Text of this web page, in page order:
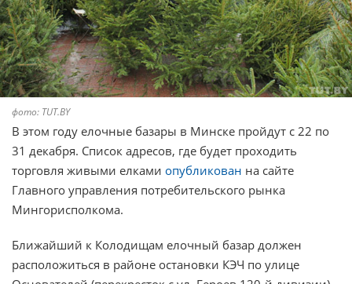
фото: TUT.BY
В этом году елочные базары в Минске пройдут с 22 по
31 декабря. Список адресов, где будет проходить
торговля живыми елками опубликован на сайте
Главного управления потребительского рынка
Мингорисполкома.
Ближайший к Колодищам елочный базар должен
расположиться в районе остановки КЭЧ по улице